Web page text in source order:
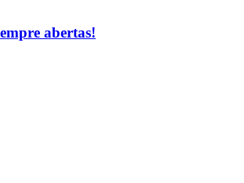
abertas!